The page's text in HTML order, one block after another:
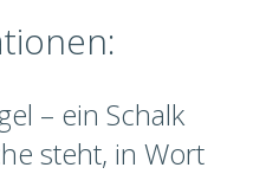
– ein Schalk
steht, in Wort